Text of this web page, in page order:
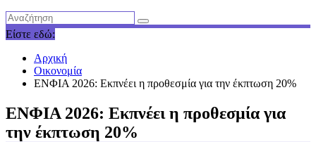
Είστε εδώ:
Αρχική
Οικονομία
ΕΝΦΙΑ 2026: Εκπνέει η προθεσμία για την έκπτωση 20%
ΕΝΦΙΑ 2026: Εκπνέει η προθεσμία για
την έκπτωση 20%